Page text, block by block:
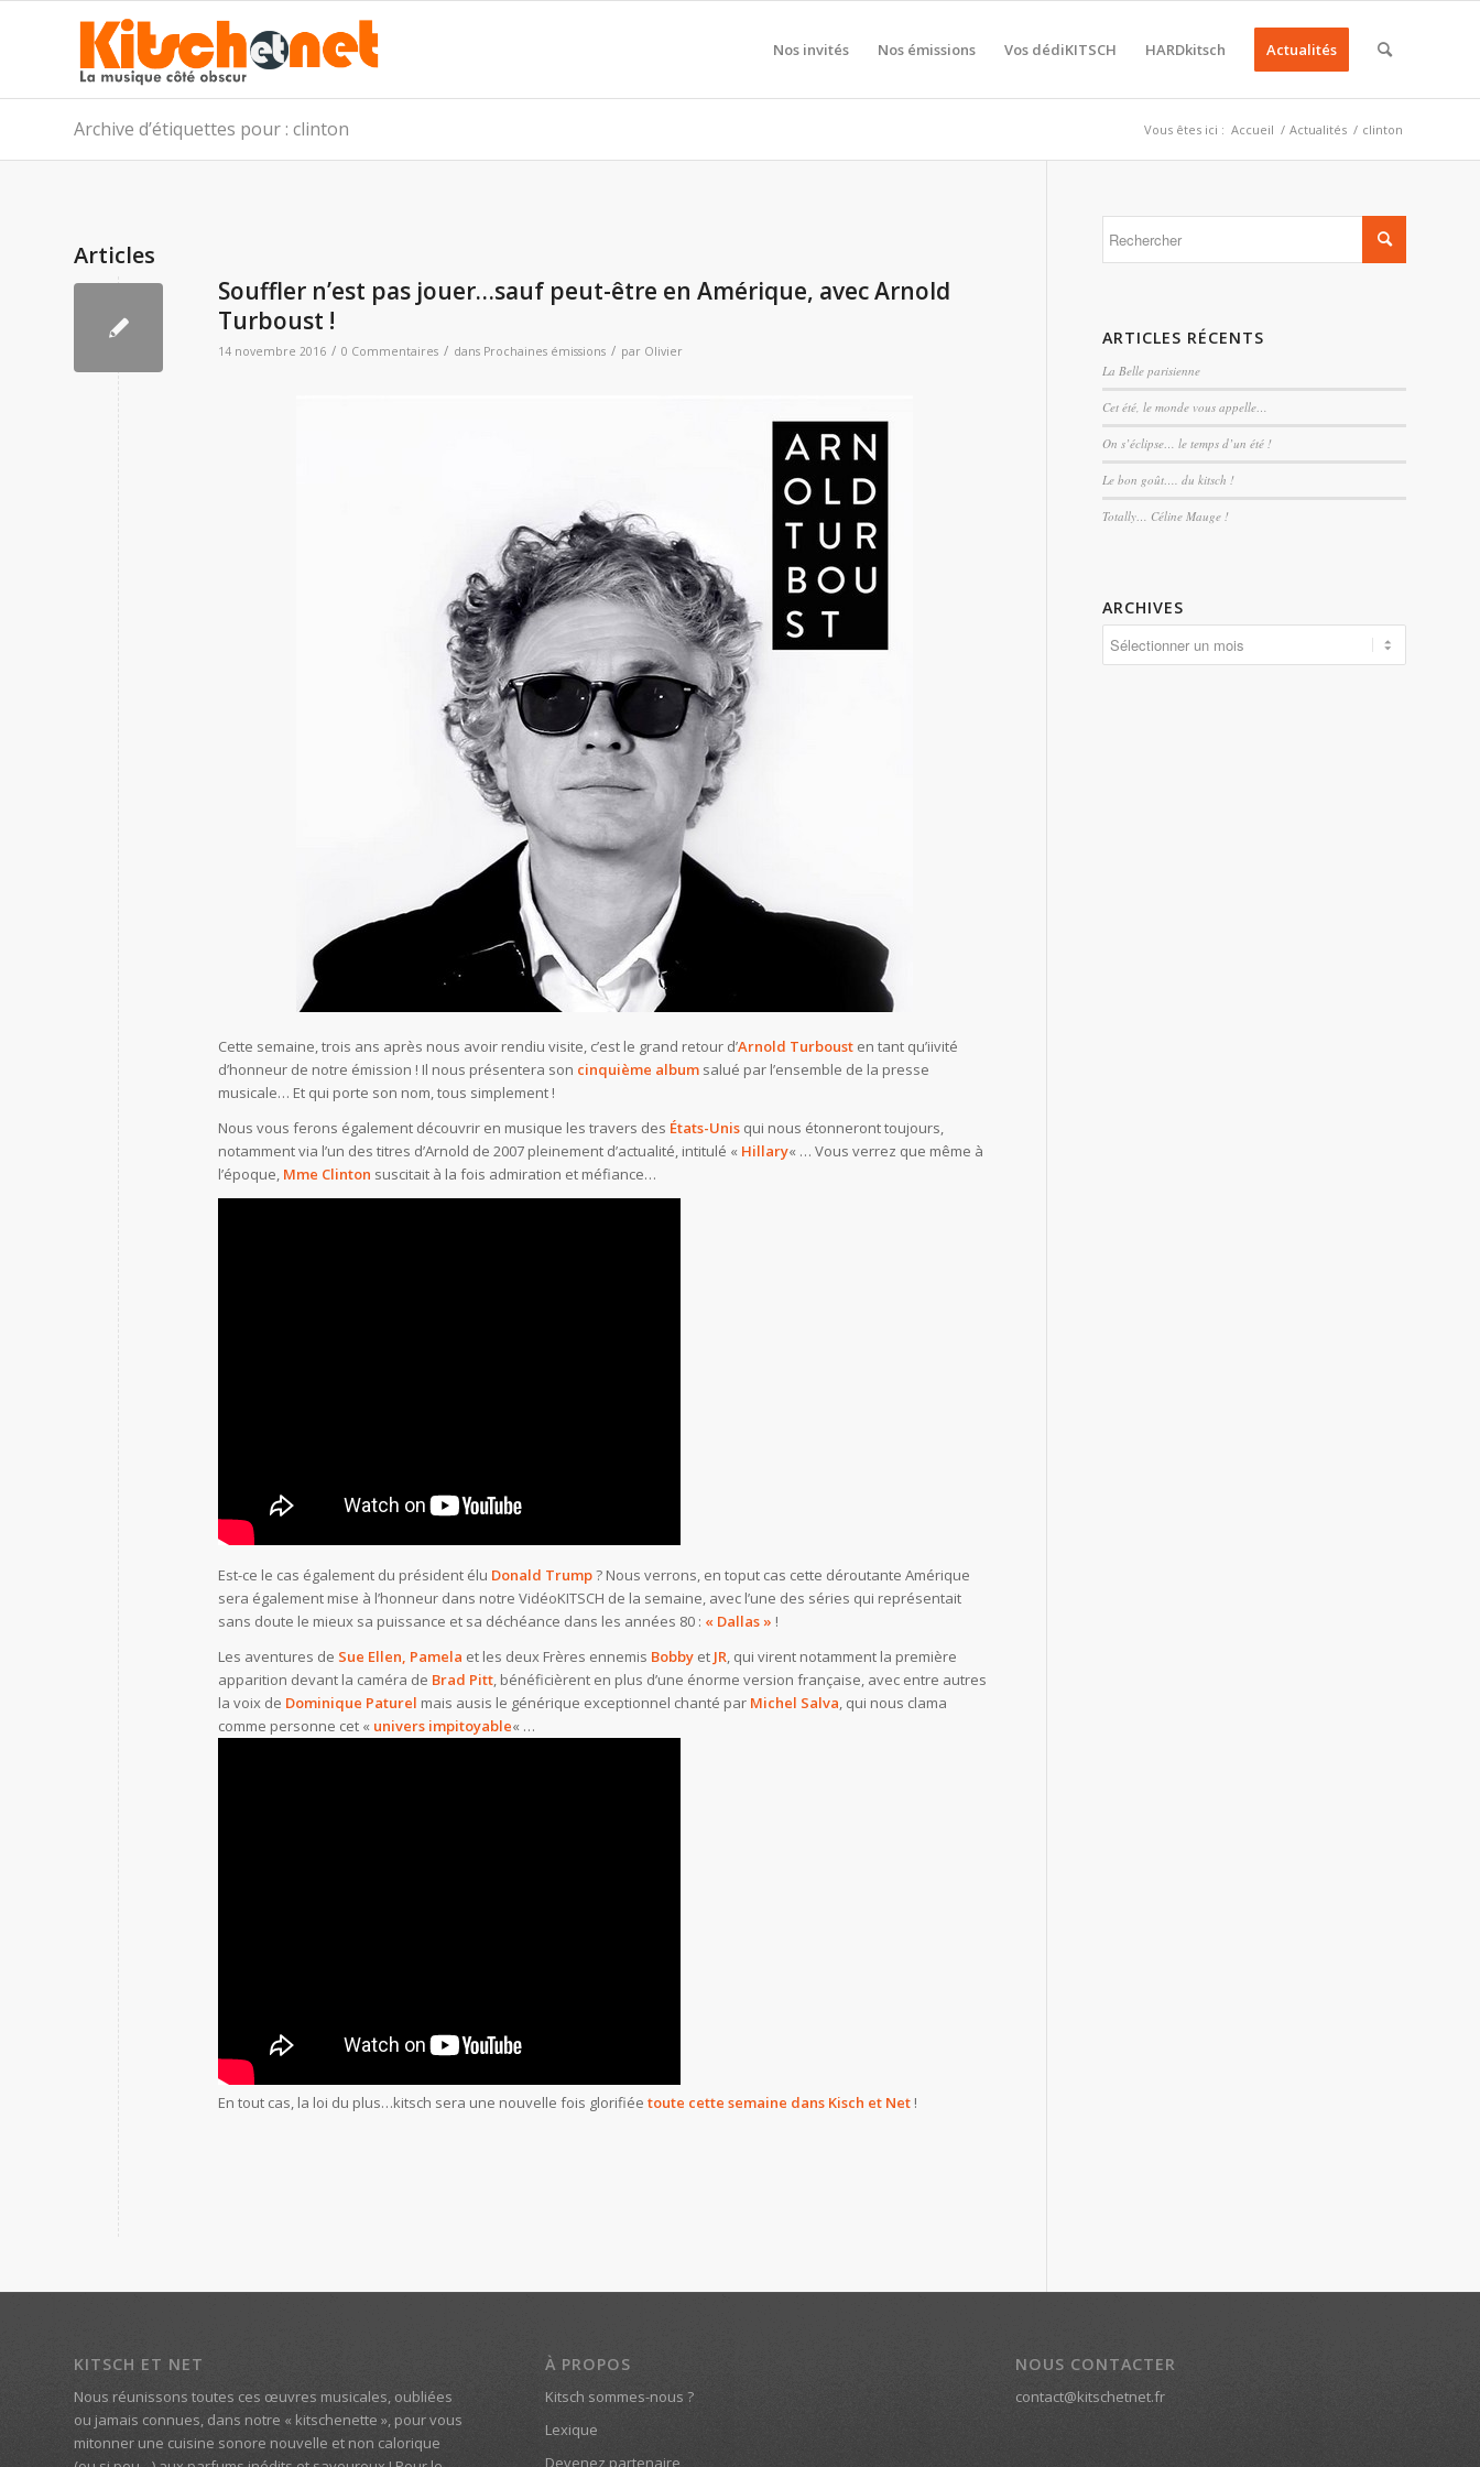
Nos invités Nos émissions Vos dédiKITSCH HARDkitsch Actualités
Archive d’étiquettes pour : clinton Vous êtes ici : Accueil / Actualités / clinton
Articles
Souffler n’est pas jouer…sauf peut-être en Amérique, avec Arnold
Turboust !
14 novembre 2016 / 0 Commentaires / dans Prochaines émissions / par Olivier
Cette semaine, trois ans après nous avoir rendiu visite, c’est le grand retour d’Arnold Turboust en tant qu’iivité
d’honneur de notre émission ! Il nous présentera son cinquième album salué par l’ensemble de la presse
musicale… Et qui porte son nom, tous simplement !
Nous vous ferons également découvrir en musique les travers des États-Unis qui nous étonneront toujours,
notamment via l’un des titres d’Arnold de 2007 pleinement d’actualité, intitulé « Hillary« … Vous verrez que même à
l’époque, Mme Clinton suscitait à la fois admiration et méfiance…
Est-ce le cas également du président élu Donald Trump? Nous verrons, en toput cas cette déroutante Amérique
sera également mise à l’honneur dans notre VidéoKITSCH de la semaine, avec l’une des séries qui représentait
sans doute le mieux sa puissance et sa déchéance dans les années 80 : « Dallas » !
Les aventures de Sue Ellen, Pamela et les deux Frères ennemis Bobby et JR, qui virent notamment la première
apparition devant la caméra de Brad Pitt, bénéficièrent en plus d’une énorme version française, avec entre autres
la voix de Dominique Paturel mais ausis le générique exceptionnel chanté par Michel Salva, qui nous clama
comme personne cet « univers impitoyable« …
En tout cas, la loi du plus…kitsch sera une nouvelle fois glorifiée toute cette semaine dans Kisch et Net !
ARTICLES RÉCENTS
La Belle parisienne
Cet été, le monde vous appelle…
On s’éclipse… le temps d’un été !
Le bon goût…. du kitsch !
Totally… Céline Mauge !
ARCHIVES
KITSCH ET NET
Nous réunissons toutes ces œuvres musicales, oubliées
ou jamais connues, dans notre « kitschenette », pour vous
mitonner une cuisine sonore nouvelle et non calorique
À PROPOS
Kitsch sommes-nous ?
Lexique
NOUS CONTACTER
contact@kitschetnet.fr